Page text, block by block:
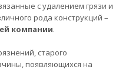
с удалением грязи и
рода конструкций –
компании.
старого
появляющихся на